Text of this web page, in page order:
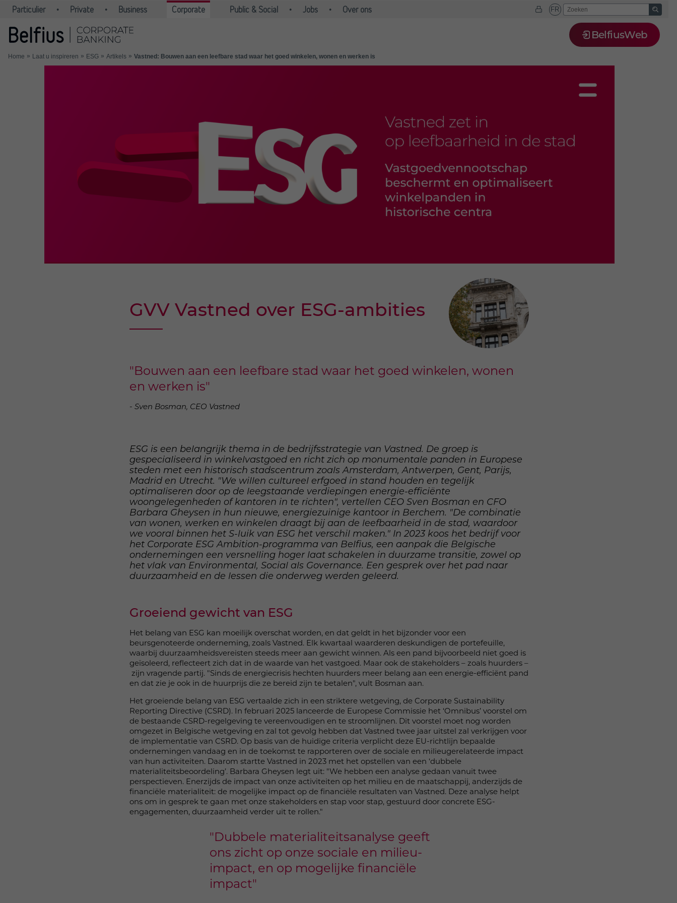
GVV Vastned over ESG-ambities
"Bouwen aan een leefbare stad waar het goed winkelen, wonen
en werken is"
- Sven Bosman, CEO Vastned
ESG is een belangrijk thema in de bedrijfsstrategie van Vastned. De groep is
gespecialiseerd in winkelvastgoed en richt zich op monumentale panden in Europese
steden met een historisch stadscentrum zoals Amsterdam, Antwerpen, Gent, Parijs,
Madrid en Utrecht. "We willen cultureel erfgoed in stand houden en tegelijk
optimaliseren door op de leegstaande verdiepingen energie-efficiënte
woongelegenheden of kantoren in te richten", vertellen CEO Sven Bosman en CFO
Barbara Gheysen in hun nieuwe, energiezuinige kantoor in Berchem. "De combinatie
van wonen, werken en winkelen draagt bij aan de leefbaarheid in de stad, waardoor
we vooral binnen het S-luik van ESG het verschil maken." In 2023 koos het bedrijf voor
het Corporate ESG Ambition-programma van Belfius, een aanpak die Belgische
ondernemingen een versnelling hoger laat schakelen in duurzame transitie, zowel op
het vlak van Environmental, Social als Governance. Een gesprek over het pad naar
duurzaamheid en de lessen die onderweg werden geleerd.
Groeiend gewicht van ESG
Het belang van ESG kan moeilijk overschat worden, en dat geldt in het bijzonder voor een
beursgenoteerde onderneming, zoals Vastned. Elk kwartaal waarderen deskundigen de portefeuille,
waarbij duurzaamheidsvereisten steeds meer aan gewicht winnen. Als een pand bijvoorbeeld niet goed is
geïsoleerd, reflecteert zich dat in de waarde van het vastgoed. Maar ook de stakeholders – zoals huurders –
zijn vragende partij. "Sinds de energiecrisis hechten huurders meer belang aan een energie-efficiënt pand
en dat zie je ook in de huurprijs die ze bereid zijn te betalen", vult Bosman aan.
Het groeiende belang van ESG vertaalde zich in een striktere wetgeving, de Corporate Sustainability
Reporting Directive (CSRD). In februari 2025 lanceerde de Europese Commissie het ‘Omnibus’ voorstel om
de bestaande CSRD-regelgeving te vereenvoudigen en te stroomlijnen. Dit voorstel moet nog worden
omgezet in Belgische wetgeving en zal tot gevolg hebben dat Vastned twee jaar uitstel zal verkrijgen voor
de implementatie van CSRD. Op basis van de huidige criteria verplicht deze EU-richtlijn bepaalde
ondernemingen vandaag en in de toekomst te rapporteren over de sociale en milieugerelateerde impact
van hun activiteiten. Daarom startte Vastned in 2023 met het opstellen van een ‘dubbele
materialiteitsbeoordeling’. Barbara Gheysen legt uit: "We hebben een analyse gedaan vanuit twee
perspectieven. Enerzijds de impact van onze activiteiten op het milieu en de maatschappij, anderzijds de
financiële materialiteit: de mogelijke impact op de financiële resultaten van Vastned. Deze analyse helpt
ons om in gesprek te gaan met onze stakeholders en stap voor stap, gestuurd door concrete ESG-
engagementen, duurzaamheid verder uit te rollen."
"Dubbele materialiteitsanalyse geeft
ons zicht op onze sociale en milieu-
impact, en op mogelijke financiële
impact"